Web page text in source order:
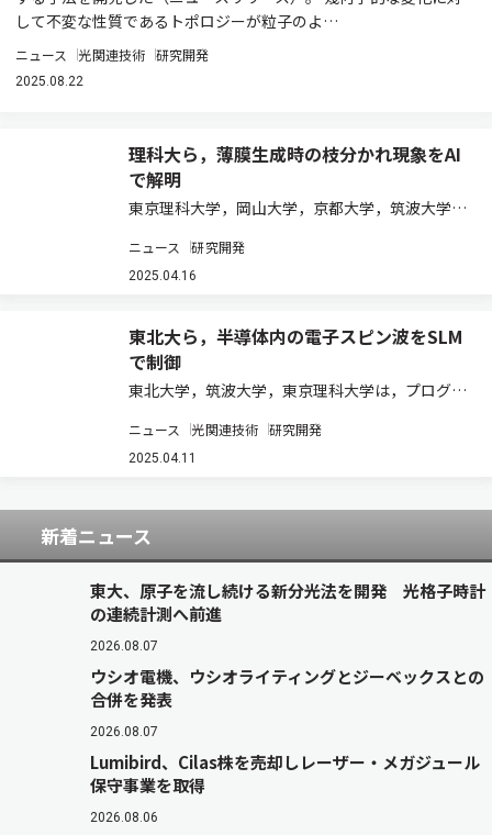
して不変な性質であるトポロジーが粒子のよ…
ニュース 光関連技術 研究開発
2025.08.22
理科大ら，薄膜生成時の枝分かれ現象をAI
で解明
東京理科大学，岡山大学，京都大学，筑波大学
学習（AI）解析を実施し，薄膜結晶の電気的特性
に大きな影響を与える樹枝状構造の枝分かれメカ
ニュース 研究開発
2025.04.16
東北大ら，半導体内の電子スピン波をSLM
で制御
東北大学，筑波大学，東京理科大学は，プログラ
を利用し，ガリウム・ヒ素（GaAs）/アルミニウ
ム・ガリウム・ヒ素（AlGaAs）の量子井戸中に
ニュース 光関連技術 研究開発
2025.04.11
新着ニュース
東大、原子を流し続ける新分光法を開発 光格子時計
の連続計測へ前進
2026.08.07
ウシオ電機、ウシオライティングとジーベックスとの
合併を発表
2026.08.07
Lumibird、Cilas株を売却しレーザー・メガジュール
保守事業を取得
2026.08.06